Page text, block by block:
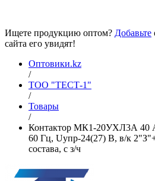
Ищете продукцию оптом? Добавьте
сайта его увидят!
Оптовики.kz
/
ТОО "ТЕСТ-1"
/
Товары
/
Контактор МК1-20УХЛ3А 40
60 Гц, Uупр-24(27) В, в/к
состава, с з/ч